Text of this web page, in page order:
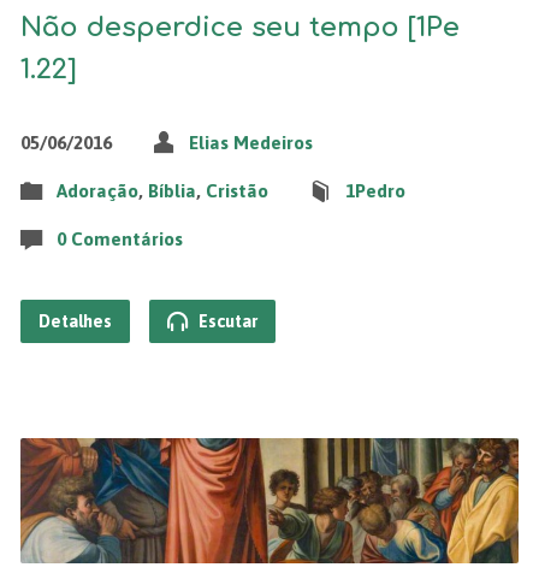
Não desperdice seu tempo [1Pe
1.22]
05/06/2016 Elias Medeiros
Adoração, Bíblia, Cristão 1Pedro
0 Comentários
Detalhes Escutar